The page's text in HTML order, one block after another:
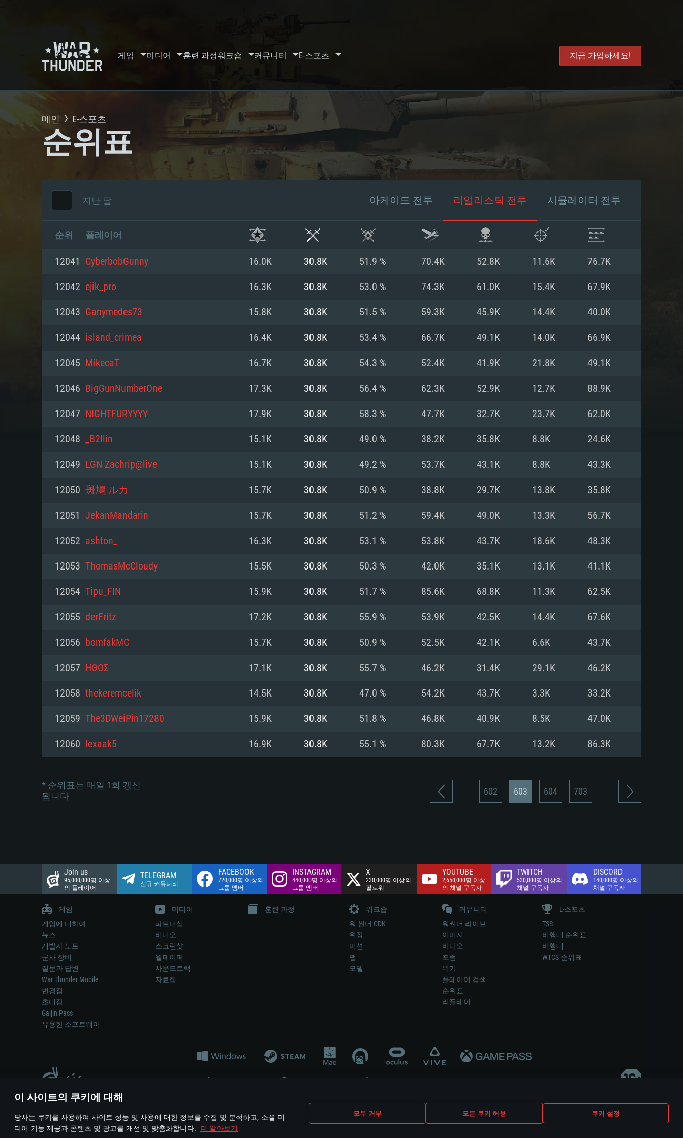
이 사이트의 쿠키에 대해
당사는 쿠키를 사용하여 사이트 성능 및 사용에 대한 정보를 수집 및 분석하고, 소셜 미
디어 기능 제공과 콘텐츠 및 광고를 개선 및 맞춤화합니다. 더 알아보기
모두 거부 모든 쿠키 허용 쿠키 설정
게임 미디어 훈련 과정워크숍 커뮤니티 E-스포츠 지금 가입하세요!
시스템 요구사항
PC Linux
최소사양
운영체제: Windows 10 (64 bit)
프로세서: 2.2 GHz 듀얼코어 이상
메모리: 4GB
그래픽 카드: DirectX 11 이상을 지원하는 AMD
해상도: 720p
네트워크: 브로드밴드 인터넷
여유 저장 공간: 22.1 GB (최소 클라이언트)
권장 사양
운영체제: Windows 10/11 (64 bit)
프로세서: Intel Core i5 또는 Ryzen 5 3600 이상
메모리: 16 GB 이상
그래픽 카드: DirectX 11 이상을 지원하는 Nvidia
최소사양
운영체제: Mac OS Big Sur 11.0
프로세서: 최소 2.2 GHz의 Core i5 (Intel Xeon 은 지
(Mac), 혹은 이와 비슷한 성능을 가지는 Mac 버전
의 AMD/Nvidia. 최소 해상도: 720p
네트워크: 브로드밴드 인터넷
여유 저장 공간: 22.1 GB (최소 클라이언트)
권장 사양
운영체제: Mac OS Big Sur 11.0
프로세서: Core i7 (Intel Xeon 은 지원하지 않습니
상
네트워크: 브로드밴드 인터넷
여유 저장 공간: 62.2 GB (전체 클라이언트)
최소사양
운영체제: 64bit Linux 중 최신 버전
프로세서: 2.4 GHz 듀얼코어
메모리: 4 GB
그래픽 카드: Vulkan 을 지원하고, 최신 그래픽 드라
와 동급의 성능을 가지며 최신 그래픽 드라이버를
지원하는 AMD (6개월 미만; 최소사양 지원 해상도
권장 사양
운영체제: Ubuntu 20.04 64bit
프로세서: Intel Core i7
메모리: 16 GB
그래픽 카드: Vulkan 을 지원하고, 최신 그래픽 드라
와 동급의 성능을 가지며 최신 그래픽 드라이버를
지원하는 AMD RX 570 (6개월 미만; 최소사양 지원
메인 E-스포츠
순위표
지난 달 아케이드 전투 리얼리스틱 전투 시뮬레이터 전투
순위 플레이어
12041 CyberbobGunny 16.0K 30.8K 51.9 % 70.4K 52.8K 11.6K 76.7K
12042 ejik_pro 16.3K 30.8K 53.0 % 74.3K 61.0K 15.4K 67.9K
12043 Ganymedes73 15.8K 30.8K 51.5 % 59.3K 45.9K 14.4K 40.0K
12044 island_crimea 16.4K 30.8K 53.4 % 66.7K 49.1K 14.0K 66.9K
12045 MikecaT 16.7K 30.8K 54.3 % 52.4K 41.9K 21.8K 49.1K
12046 BigGunNumberOne 17.3K 30.8K 56.4 % 62.3K 52.9K 12.7K 88.9K
12047 NIGHTFURYYYY 17.9K 30.8K 58.3 % 47.7K 32.7K 23.7K 62.0K
12048 _B2llin 15.1K 30.8K 49.0 % 38.2K 35.8K 8.8K 24.6K
12049 LGN Zachrip@live 15.1K 30.8K 49.2 % 53.7K 43.1K 8.8K 43.3K
12050 斑鳩 ルカ 15.7K 30.8K 50.9 % 38.8K 29.7K 13.8K 35.8K
12051 JekanMandarin 15.7K 30.8K 51.2 % 59.4K 49.0K 13.3K 56.7K
12052 ashton_ 16.3K 30.8K 53.1 % 53.8K 43.7K 18.6K 48.3K
12053 ThomasMcCloudy 15.5K 30.8K 50.3 % 42.0K 35.1K 13.1K 41.1K
12054 Tipu_FIN 15.9K 30.8K 51.7 % 85.6K 68.8K 11.3K 62.5K
12055 derFritz 17.2K 30.8K 55.9 % 53.9K 42.5K 14.4K 67.6K
12056 bomfakMC 15.7K 30.8K 50.9 % 52.5K 42.1K 6.6K 43.7K
12057 ΗΘΟΣ 17.1K 30.8K 55.7 % 46.2K 31.4K 29.1K 46.2K
12058 thekeremcelik 14.5K 30.8K 47.0 % 54.2K 43.7K 3.3K 33.2K
12059 The3DWeiPin17280 15.9K 30.8K 51.8 % 46.8K 40.9K 8.5K 47.0K
12060 lexaak5 16.9K 30.8K 55.1 % 80.3K 67.7K 13.2K 86.3K
* 순위표는 매일 1회 갱신
됩니다
602 603 604 703
Join us
95,000,000명 이상
의 플레이어
TELEGRAM
신규 커뮤니티
FACEBOOK
720,000명 이상의
그룹 멤버
INSTAGRAM
440,000명 이상의
그룹 멤버
X
230,000명 이상의
팔로워
YOUTUBE
2,650,000명 이상
의 채널 구독자
TWITCH
530,000명 이상의
채널 구독자
DISCORD
140,000명 이상의
채널 구독자
게임
게임에 대하여
뉴스
개발자 노트
군사 장비
질문과 답변
War Thunder Mobile
변경점
초대장
Gaijin Pass
유용한 소프트웨어
미디어
파트너십
비디오
스크린샷
월페이퍼
사운드트랙
자료집
훈련 과정
워크숍
워 썬더 CDK
위장
미션
맵
모델
커뮤니티
워썬더 라이브
이미지
비디오
포럼
위키
플레이어 검색
순위표
리플레이
E-스포츠
TSS
비행대 순위표
비행대
WTCS 순위표
게임 에서 어떠한 현실의 무기나 차량을 묘사하는 것은 무기 개발 업체나 장비 제조 업체가 게임 개발 후원 또는 홍보에 참여하지 않습니다..
© 2011—2026 Gaijin Games Kft. All trademarks, logos and brand names are the property of their respective owners.
이용 약관 이용 약관